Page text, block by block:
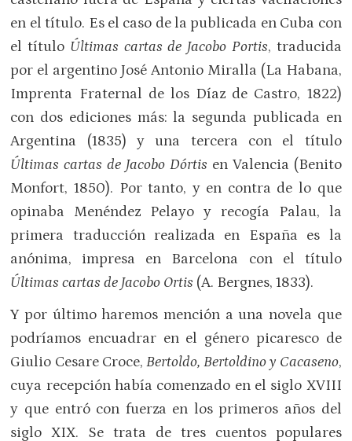
en el título. Es el caso de la publicada en Cuba con
el título Últimas cartas de Jacobo Portis, traducida
por el argentino José Antonio Miralla (La Habana,
Imprenta Fraternal de los Díaz de Castro, 1822)
con dos ediciones más: la segunda publicada en
Argentina (1835) y una tercera con el título
Últimas cartas de Jacobo Dórtis en Valencia (Benito
Monfort, 1850). Por tanto, y en contra de lo que
opinaba Menéndez Pelayo y recogía Palau, la
primera traducción realizada en España es la
anónima, impresa en Barcelona con el título
Últimas cartas de Jacobo Ortis (A. Bergnes, 1833).
Y por último haremos mención a una novela que
podríamos encuadrar en el género picaresco de
Giulio Cesare Croce, Bertoldo, Bertoldino y Cacaseno,
cuya recepción había comenzado en el siglo XVIII
y que entró con fuerza en los primeros años del
siglo XIX. Se trata de tres cuentos populares